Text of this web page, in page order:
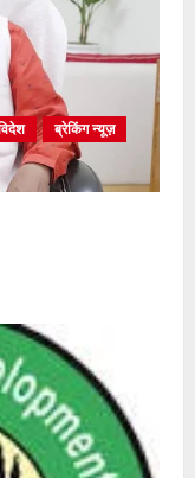
ब्रेकिंग न्यूज़